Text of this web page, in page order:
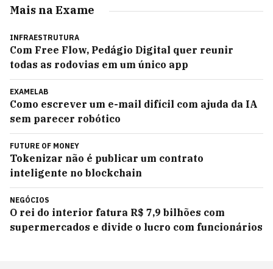
Mais na Exame
INFRAESTRUTURA
Com Free Flow, Pedágio Digital quer reunir
todas as rodovias em um único app
EXAMELAB
Como escrever um e-mail difícil com ajuda da IA
sem parecer robótico
FUTURE OF MONEY
Tokenizar não é publicar um contrato
inteligente no blockchain
NEGÓCIOS
O rei do interior fatura R$ 7,9 bilhões com
supermercados e divide o lucro com funcionários